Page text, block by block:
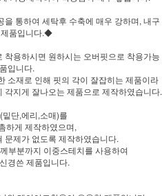
통하여 세탁후 수축에 매우 강하며, 내구
제품입니다.◆
용하시면 원하시는 오버핏으로 착용가능
입니다.
소재로 인해 핏의 각이 잘잡히는 제품이라
지게 잘나오는 제품으로 제작하였습니다.
단,에리,소매)를
하게 제작하였으며,
문제가 없도록 제작하였습니다.
부분까지 이중스테치를 사용하여
경쓴 제품입니다.